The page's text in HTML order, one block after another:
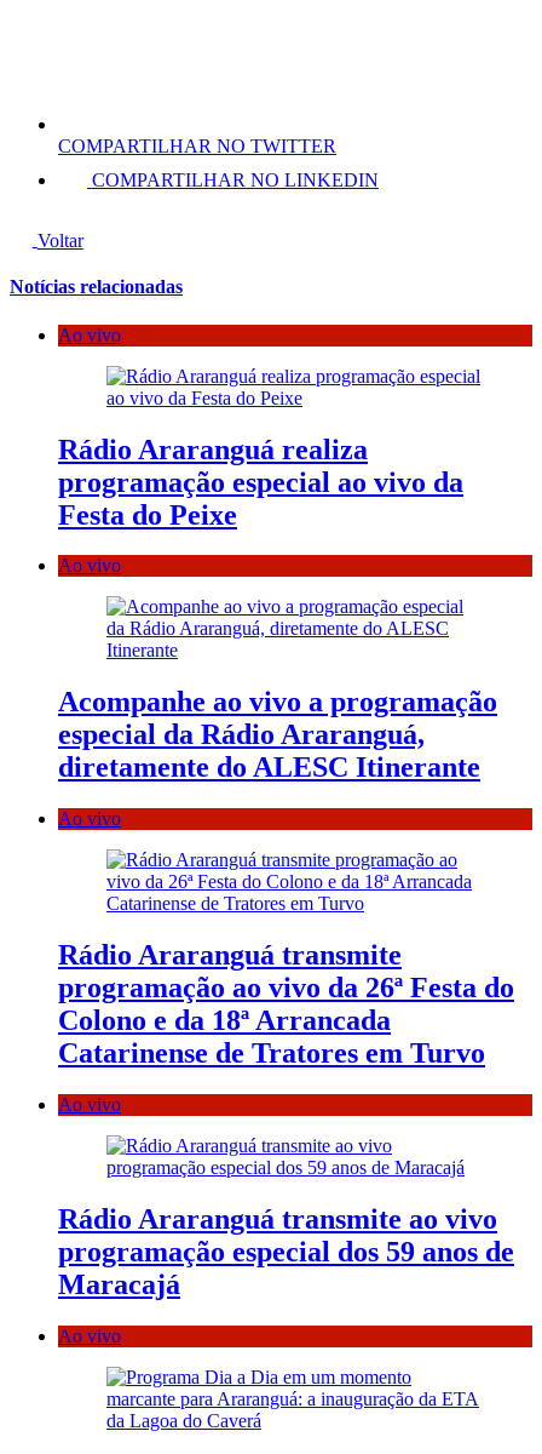
COMPARTILHAR NO TWITTER
COMPARTILHAR NO LINKEDIN
Voltar
Notícias relacionadas
Ao vivo
Rádio Araranguá realiza
programação especial ao vivo da
Festa do Peixe
Ao vivo
Acompanhe ao vivo a programação
especial da Rádio Araranguá,
diretamente do ALESC Itinerante
Ao vivo
Rádio Araranguá transmite
programação ao vivo da 26ª Festa do
Colono e da 18ª Arrancada
Catarinense de Tratores em Turvo
Ao vivo
Rádio Araranguá transmite ao vivo
programação especial dos 59 anos de
Maracajá
Ao vivo